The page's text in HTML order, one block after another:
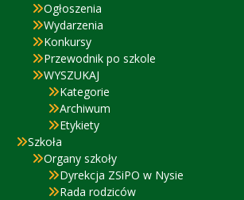
Ogłoszenia
Wydarzenia
Konkursy
Przewodnik po szkole
WYSZUKAJ
Kategorie
Archiwum
Etykiety
Szkoła
Organy szkoły
Dyrekcja ZSiPO w Nysie
Rada rodziców